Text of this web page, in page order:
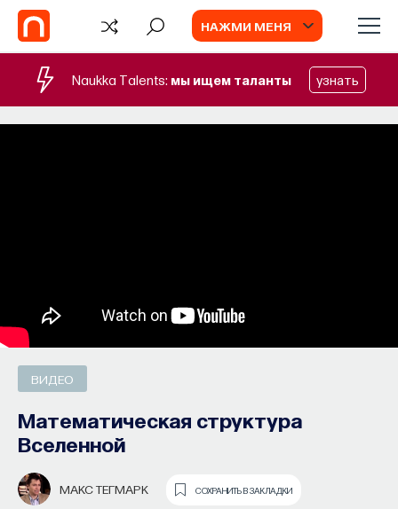
НАЖМИ МЕНЯ
Naukka Talents: мы ищем таланты узнать
ВИДЕО
Математическая структура
Вселенной
МАКС ТЕГМАРК СОХРАНИТЬ В ЗАКЛАДКИ
СОБЫТИЯ